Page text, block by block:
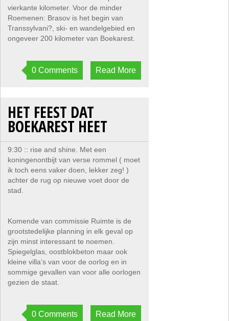
vierkante kilometer. Voor de minder
Roemenen: Brasov is het begin van
Transsylvani?, ski- en wandelgebied en
ongeveer 200 kilometer van Boekarest.
0 Comments Read More
HET FEEST DAT
BOEKAREST HEET
9:30 :: rise and shine. Met een
koningenontbijt van verse rommel ( moet
ik toch eens vaker doen, lekker zeg! )
achter de rug op nieuwe voet door de
stad.
Komende van commissie Ruimte is de
grootstedelijke planning in elk geval op
zijn minst interessant te noemen.
Spiegelglas, oostblokbeton maar ook
kleine villa’s van voor de oorlog en in
sommige gevallen van voor alle oorlogen
gezien de staat.
0 Comments Read More